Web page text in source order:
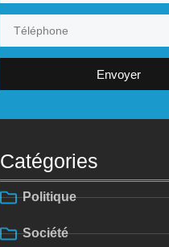
Envoyer
Catégories
Politique
Société